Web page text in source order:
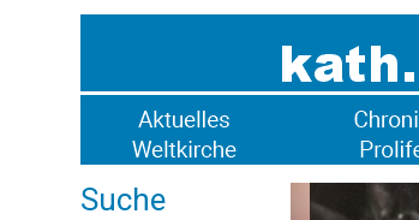
Suche